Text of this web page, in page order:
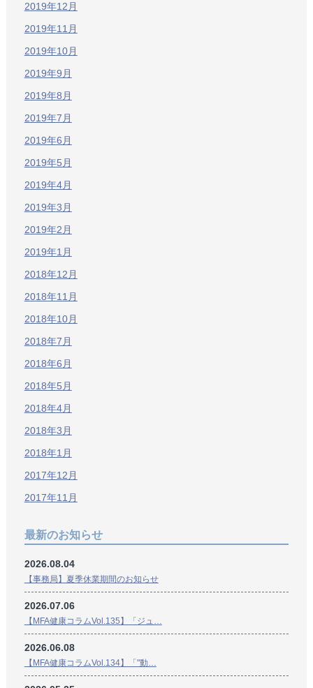
2019年12月
2019年11月
2019年10月
2019年9月
2019年8月
2019年7月
2019年6月
2019年5月
2019年4月
2019年3月
2019年2月
2019年1月
2018年12月
2018年11月
2018年10月
2018年7月
2018年6月
2018年5月
2018年4月
2018年3月
2018年1月
2017年12月
2017年11月
最新のお知らせ
2026.08.04
【事務局】夏季休業期間のお知らせ
2026.07.06
【MFA健康コラムVol.135】「ジュ…
2026.06.08
【MFA健康コラムVol.134】「"動…